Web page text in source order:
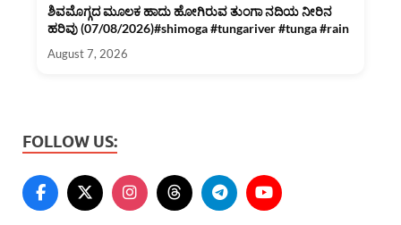
ಶಿವಮೊಗ್ಗದ ಮೂಲಕ ಹಾದು ಹೋಗಿರುವ ತುಂಗಾ ನದಿಯ ನೀರಿನ
ಹರಿವು (07/08/2026)#shimoga #tungariver #tunga #rain
August 7, 2026
FOLLOW US: